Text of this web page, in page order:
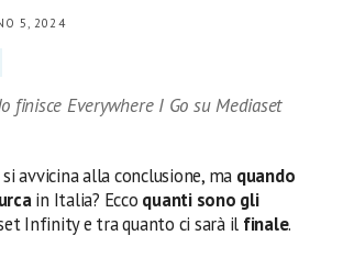
5, 2024
finisce Everywhere I Go su Mediaset
si avvicina alla conclusione, ma quando
in Italia? Ecco quanti sono gli
Infinity e tra quanto ci sarà il finale.